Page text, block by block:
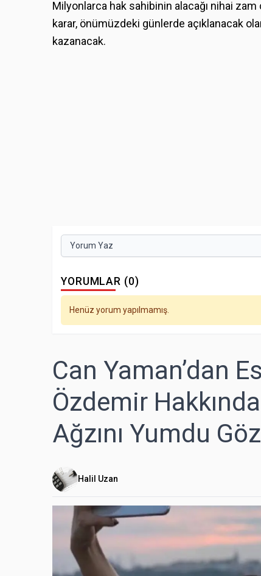
Milyonlarca hak sahibinin alacağı nihai
karar, önümüzdeki günlerde açıklanacak
kazanacak.
Yorum Yaz
YORUMLAR (0)
Henüz yorum yapılmamış.
Can Yaman’dan
Özdemir
Ağzını Yumdu
Halil Uzan